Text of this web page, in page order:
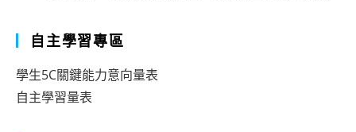
自主學習專區
學生5C關鍵能力意向量表
自主學習量表